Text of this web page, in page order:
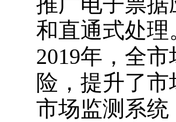
和直通式处
2019年，全
险，提升了
市场监测系统